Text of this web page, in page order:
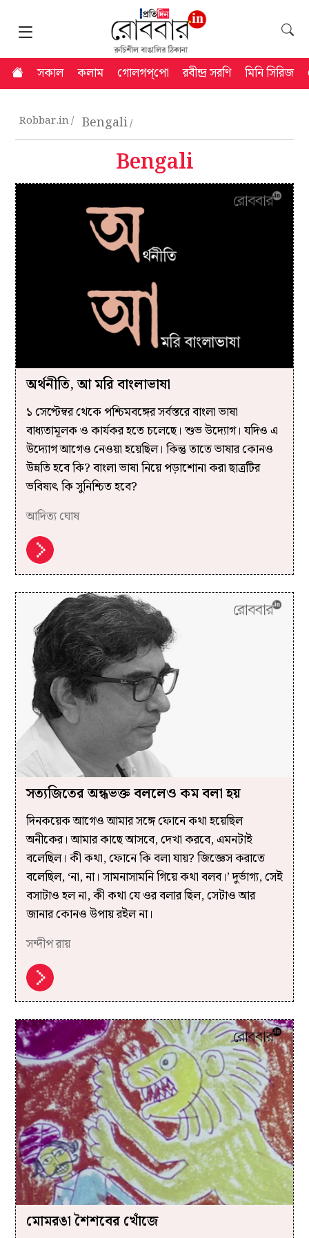
সকাল কলাম গোলগপ্‌পো রবীন্দ্র সরণি মিনি সিরিজ
Robbar.in Bengali
Bengali
অর্থনীতি, আ মরি বাংলাভাষা
১ সেপ্টেম্বর থেকে পশ্চিমবঙ্গের সর্বস্তরে বাংলা ভাষা
বাধ্যতামূলক ও কার্যকর হতে চলেছে। শুভ উদ্যোগ। যদিও এ
উদ্যোগ আগেও নেওয়া হয়েছিল। কিন্তু তাতে ভাষার কোনও
উন্নতি হবে কি? বাংলা ভাষা নিয়ে পড়াশোনা করা ছাত্রটির
ভবিষ্যৎ কি সুনিশ্চিত হবে?
আদিত্য ঘোষ
সত্যজিতের অন্ধভক্ত বললেও কম বলা হয়
দিনকয়েক আগেও আমার সঙ্গে ফোনে কথা হয়েছিল
অনীকের। আমার কাছে আসবে, দেখা করবে, এমনটাই
বলেছিল। কী কথা, ফোনে কি বলা যায়? জিজ্ঞেস করাতে
বলেছিল, ‘না, না। সামনাসামনি গিয়ে কথা বলব।’ দুর্ভাগ্য, সেই
বসাটাও হল না, কী কথা যে ওর বলার ছিল, সেটাও আর
জানার কোনও উপায় রইল না।
সন্দীপ রায়
মোমরঙা শৈশবের খোঁজে